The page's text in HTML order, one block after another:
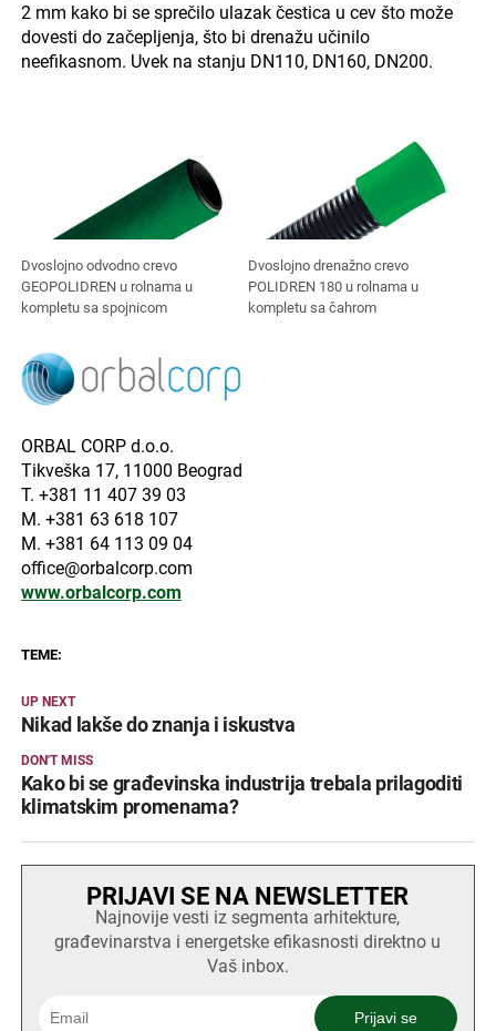
2 mm kako bi se sprečilo ulazak čestica u cev što može
dovesti do začepljenja, što bi drenažu učinilo
neefikasnom. Uvek na stanju DN110, DN160, DN200.
Dvoslojno odvodno crevo
GEOPOLIDREN u rolnama u
kompletu sa spojnicom
Dvoslojno drenažno crevo
POLIDREN 180 u rolnama u
kompletu sa čahrom
ORBAL CORP d.o.o.
Tikveška 17, 11000 Beograd
T. +381 11 407 39 03
M. +381 63 618 107
M. +381 64 113 09 04
office@orbalcorp.com
www.orbalcorp.com
TEME:
UP NEXT
Nikad lakše do znanja i iskustva
DON'T MISS
Kako bi se građevinska industrija trebala prilagoditi
klimatskim promenama?
PRIJAVI SE NA NEWSLETTER
Najnovije vesti iz segmenta arhitekture,
građevinarstva i energetske efikasnosti direktno u
Vaš inbox.